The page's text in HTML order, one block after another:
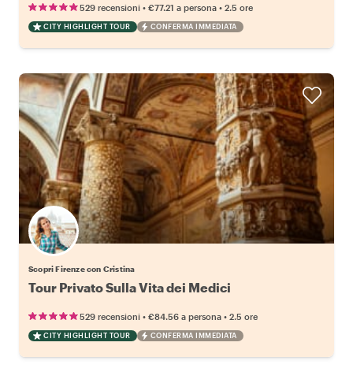
529 recensioni • €77.21 a persona • 2.5 ore
CITY HIGHLIGHT TOUR CONFERMA IMMEDIATA
Scopri Firenze con Cristina
Tour Privato Sulla Vita dei Medici
529 recensioni • €84.56 a persona • 2.5 ore
CITY HIGHLIGHT TOUR CONFERMA IMMEDIATA